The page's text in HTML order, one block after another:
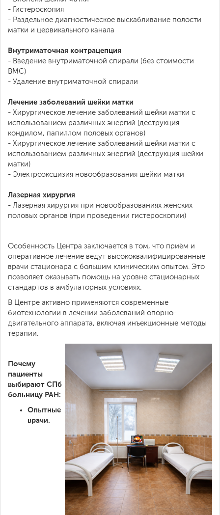
- Гистероскопия
- Раздельное диагностическое выскабливание полости
матки и цервикального канала
Внутриматочная контрацепция
- Введение внутриматочной спирали (без стоимости
ВМС)
- Удаление внутриматочной спирали
Лечение заболеваний шейки матки
- Хирургическое лечение заболеваний шейки матки с
использованием различных энергий (деструкция
кондилом, папиллом половых органов)
- Хирургическое лечение заболеваний шейки матки с
использованием различных энергий (деструкция шейки
матки)
- Электроэксцизия новообразования шейки матки
Лазерная хирургия
- Лазерная хирургия при новообразованиях женских
половых органов (при проведении гистероскопии)
Особенность Центра заключается в том, что приём и
оперативное лечение ведут высококвалифицированные
врачи стационара с большим клиническим опытом. Это
позволяет оказывать помощь на уровне стационарных
стандартов в амбулаторных условиях.
В Центре активно применяются современные
биотехнологии в лечении заболеваний опорно-
двигательного аппарата, включая инъекционные методы
терапии.
Почему
пациенты
выбирают СПб
больницу РАН:
Опытные
врачи.